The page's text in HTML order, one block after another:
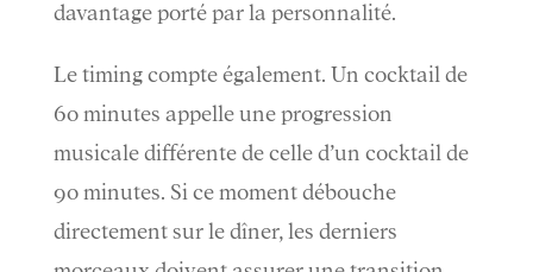
davantage porté par la personnalité.
Le timing compte également. Un cocktail de
60 minutes appelle une progression
musicale différente de celle d’un cocktail de
90 minutes. Si ce moment débouche
directement sur le dîner, les derniers